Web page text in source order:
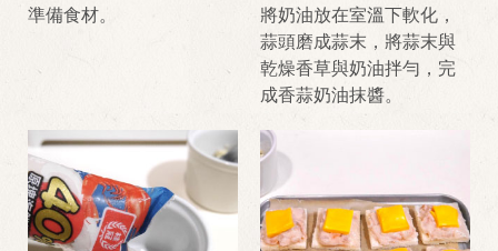
準備食材。
將奶油放在室溫下軟化，
蒜頭磨成蒜末，將蒜末與
乾燥香草與奶油拌勻，完
成香蒜奶油抹醬。